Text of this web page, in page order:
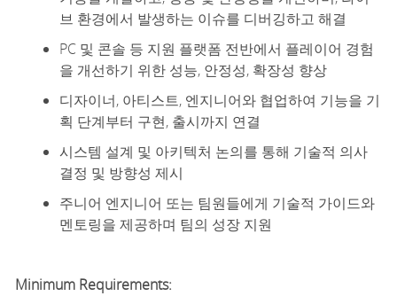
브 환경에서 발생하는 이슈를 디버깅하고 해결
PC 및 콘솔 등 지원 플랫폼 전반에서 플레이어 경험
을 개선하기 위한 성능, 안정성, 확장성 향상
디자이너, 아티스트, 엔지니어와 협업하여 기능을 기
획 단계부터 구현, 출시까지 연결
시스템 설계 및 아키텍처 논의를 통해 기술적 의사
결정 및 방향성 제시
주니어 엔지니어 또는 팀원들에게 기술적 가이드와
멘토링을 제공하며 팀의 성장 지원
Minimum Requirements: